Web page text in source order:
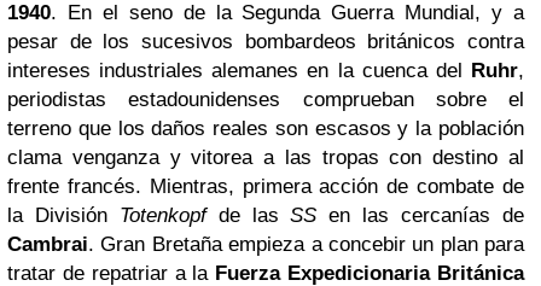
1940. En el seno de la Segunda Guerra Mundial, y a
pesar de los sucesivos bombardeos británicos contra
intereses industriales alemanes en la cuenca del Ruhr,
periodistas estadounidenses comprueban sobre el
terreno que los daños reales son escasos y la población
clama venganza y vitorea a las tropas con destino al
frente francés. Mientras, primera acción de combate de
la División Totenkopfde lasSS en las cercanías de
Cambrai. Gran Bretaña empieza a concebir un plan para
tratar de repatriar a la Fuerza Expedicionaria Británica